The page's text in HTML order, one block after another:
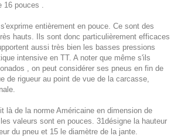
16 pouces .
entièrement en pouce. Ce sont des
hauts. Ils sont donc particulièrement efficaces
aussi très bien les basses pressions
intensive en TT. A noter que même s'ils
, on peut considérer ses pneus en fin de
de rigueur au point de vue de la carcasse,
là de la norme Américaine en dimension de
valeurs sont en pouces. 31désigne la hauteur
du pneu et 15 le diamètre de la jante.